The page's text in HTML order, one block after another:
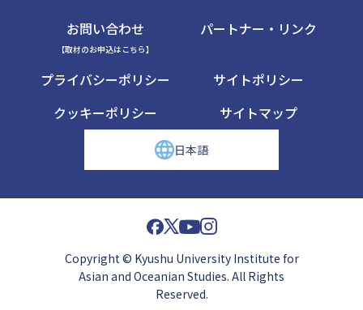
お問い合わせ
【取材のお申込はこちら】
パートナー・リンク
プライバシーポリシー
サイトポリシー
クッキーポリシー
サイトマップ
日本語
Copyright © Kyushu University Institute for
Asian and Oceanian Studies. All Rights
Reserved.